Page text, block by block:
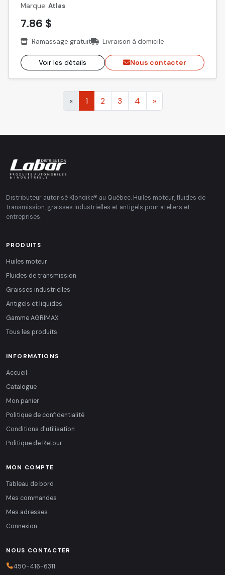
Marque: Atlas
7.86 $
Ramassage gratuit Livraison à domicile
Voir les détails Nous contacter
« 1 2 3 4 »
Distributeur autorisé Klondike® au Québec. Huiles moteur, fluides de
transmission, graisses industrielles et antigels pour ateliers et
entreprises.
PRODUITS
Huiles moteur
Fluides de transmission
Graisses industrielles
Antigels et liquides
Gamme AGRIMAX
Tous les produits
INFORMATIONS
Accueil
Catalogue
Mon panier
Politique de confidentialité
Conditions d'utilisation
Politique de Retour
MON COMPTE
Tableau de bord
Mes commandes
Mes adresses
Connexion
NOUS CONTACTER
450-416-6311